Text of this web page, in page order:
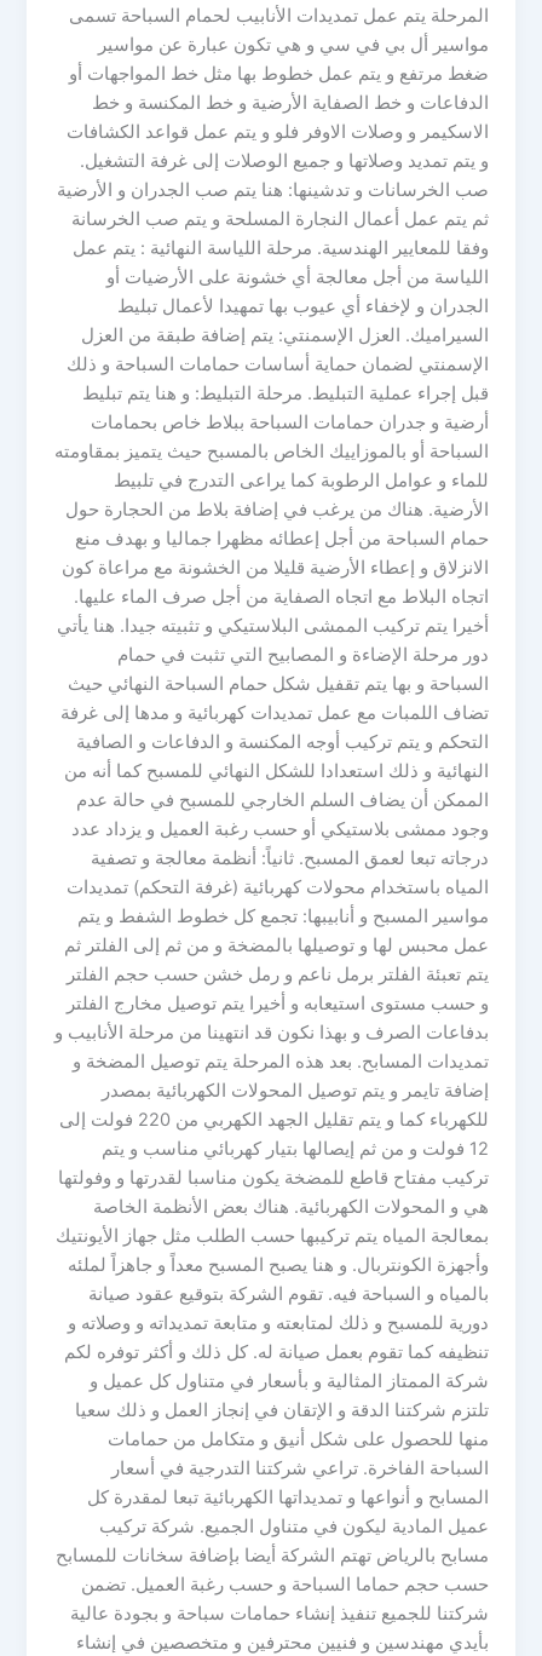
المرحلة يتم عمل تمديدات الأنابيب لحمام السباحة تسمى
مواسير أل بي في سي و هي تكون عبارة عن مواسير
ضغط مرتفع و يتم عمل خطوط بها مثل خط المواجهات أو
الدفاعات و خط الصفاية الأرضية و خط المكنسة و خط
الاسكيمر و وصلات الاوفر فلو و يتم عمل قواعد الكشافات
و يتم تمديد وصلاتها و جميع الوصلات إلى غرفة التشغيل.
صب الخرسانات و تدشينها: هنا يتم صب الجدران و الأرضية
ثم يتم عمل أعمال النجارة المسلحة و يتم صب الخرسانة
وفقا للمعايير الهندسية. مرحلة اللياسة النهائية : يتم عمل
اللياسة من أجل معالجة أي خشونة على الأرضيات أو
الجدران و لإخفاء أي عيوب بها تمهيدا لأعمال تبليط
السيراميك. العزل الإسمنتي: يتم إضافة طبقة من العزل
الإسمنتي لضمان حماية أساسات حمامات السباحة و ذلك
قبل إجراء عملية التبليط. مرحلة التبليط: و هنا يتم تبليط
أرضية و جدران حمامات السباحة ببلاط خاص بحمامات
السباحة أو بالموزاييك الخاص بالمسبح حيث يتميز بمقاومته
للماء و عوامل الرطوبة كما يراعى التدرج في تلبيط
الأرضية. هناك من يرغب في إضافة بلاط من الحجارة حول
حمام السباحة من أجل إعطائه مظهرا جماليا و بهدف منع
الانزلاق و إعطاء الأرضية قليلا من الخشونة مع مراعاة كون
اتجاه البلاط مع اتجاه الصفاية من أجل صرف الماء عليها.
أخيرا يتم تركيب الممشى البلاستيكي و تثبيته جيدا. هنا يأتي
دور مرحلة الإضاءة و المصابيح التي تثبت في حمام
السباحة و بها يتم تقفيل شكل حمام السباحة النهائي حيث
تضاف اللمبات مع عمل تمديدات كهربائية و مدها إلى غرفة
التحكم و يتم تركيب أوجه المكنسة و الدفاعات و الصافية
النهائية و ذلك استعدادا للشكل النهائي للمسبح كما أنه من
الممكن أن يضاف السلم الخارجي للمسبح في حالة عدم
وجود ممشى بلاستيكي أو حسب رغبة العميل و يزداد عدد
درجاته تبعا لعمق المسبح. ثانياً: أنظمة معالجة و تصفية
المياه باستخدام محولات كهربائية (غرفة التحكم) تمديدات
مواسير المسبح و أنابيبها: تجمع كل خطوط الشفط و يتم
عمل محبس لها و توصيلها بالمضخة و من ثم إلى الفلتر ثم
يتم تعبئة الفلتر برمل ناعم و رمل خشن حسب حجم الفلتر
و حسب مستوى استيعابه و أخيرا يتم توصيل مخارج الفلتر
بدفاعات الصرف و بهذا نكون قد انتهينا من مرحلة الأنابيب و
تمديدات المسابح. بعد هذه المرحلة يتم توصيل المضخة و
إضافة تايمر و يتم توصيل المحولات الكهربائية بمصدر
للكهرباء كما و يتم تقليل الجهد الكهربي من 220 فولت إلى
12 فولت و من ثم إيصالها بتيار كهربائي مناسب و يتم
تركيب مفتاح قاطع للمضخة يكون مناسبا لقدرتها و وفولتها
هي و المحولات الكهربائية. هناك بعض الأنظمة الخاصة
بمعالجة المياه يتم تركيبها حسب الطلب مثل جهاز الأيونتيك
وأجهزة الكونتربال. و هنا يصبح المسبح معداً و جاهزاً لملئه
بالمياه و السباحة فيه. تقوم الشركة بتوقيع عقود صيانة
دورية للمسبح و ذلك لمتابعته و متابعة تمديداته و وصلاته و
تنظيفه كما تقوم بعمل صيانة له. كل ذلك و أكثر توفره لكم
شركة الممتاز المثالية و بأسعار في متناول كل عميل و
تلتزم شركتنا الدقة و الإتقان في إنجاز العمل و ذلك سعيا
منها للحصول على شكل أنيق و متكامل من حمامات
السباحة الفاخرة. تراعي شركتنا التدرجية في أسعار
المسابح و أنواعها و تمديداتها الكهربائية تبعا لمقدرة كل
عميل المادية ليكون في متناول الجميع. شركة تركيب
مسابح بالرياض تهتم الشركة أيضا بإضافة سخانات للمسابح
حسب حجم حماما السباحة و حسب رغبة العميل. تضمن
شركتنا للجميع تنفيذ إنشاء حمامات سباحة و بجودة عالية
بأيدي مهندسين و فنيين محترفين و متخصصين في إنشاء